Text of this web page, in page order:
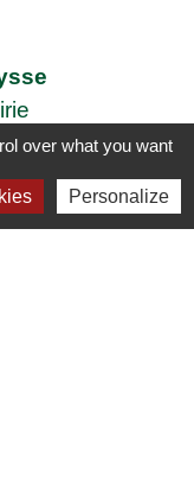
over what you want
Personalize